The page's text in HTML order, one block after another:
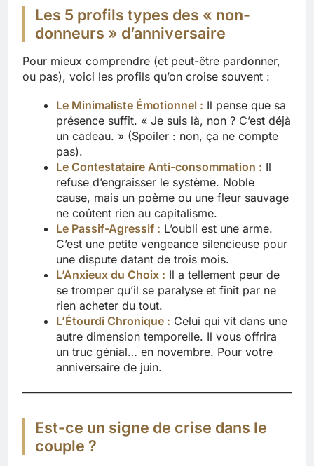
Les 5 profils types des « non-
donneurs » d’anniversaire
Pour mieux comprendre (et peut-être pardonner,
ou pas), voici les profils qu’on croise souvent :
Le Minimaliste Émotionnel : Il pense que sa
présence suffit. « Je suis là, non ? C’est déjà
un cadeau. » (Spoiler : non, ça ne compte
pas).
Le Contestataire Anti-consommation : Il
refuse d’engraisser le système. Noble
cause, mais un poème ou une fleur sauvage
ne coûtent rien au capitalisme.
Le Passif-Agressif : L’oubli est une arme.
C’est une petite vengeance silencieuse pour
une dispute datant de trois mois.
L’Anxieux du Choix : Il a tellement peur de
se tromper qu’il se paralyse et finit par ne
rien acheter du tout.
L’Étourdi Chronique : Celui qui vit dans une
autre dimension temporelle. Il vous offrira
un truc génial… en novembre. Pour votre
anniversaire de juin.
Est-ce un signe de crise dans le
couple ?